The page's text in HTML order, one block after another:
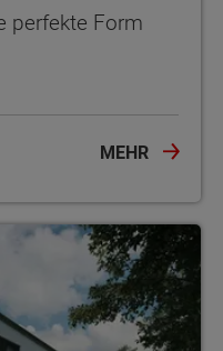
perfekte Form
MEHR